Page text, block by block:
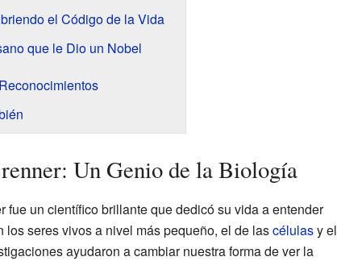
el Código de la Vida
que le Dio un Nobel
Un Genio de la Biología
fue un científico brillante que dedicó su vida a entender
los seres vivos a nivel más pequeño, el de lascélulasy el
ayudaron a cambiar nuestra forma de ver la